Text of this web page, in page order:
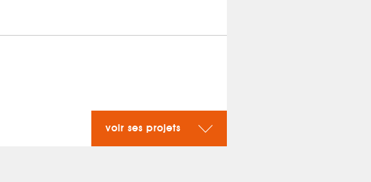
voir ses projets